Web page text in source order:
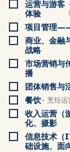
运营与游客
体验
项目管理
商业、金融
战略
市场营销与
播
团体销售与
餐饮– 烹饪
收入运营（
化、摄影
信息技术
础设施、面